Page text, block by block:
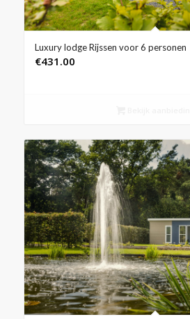
Luxury lodge Rijssen voor 6 personen
€431.00